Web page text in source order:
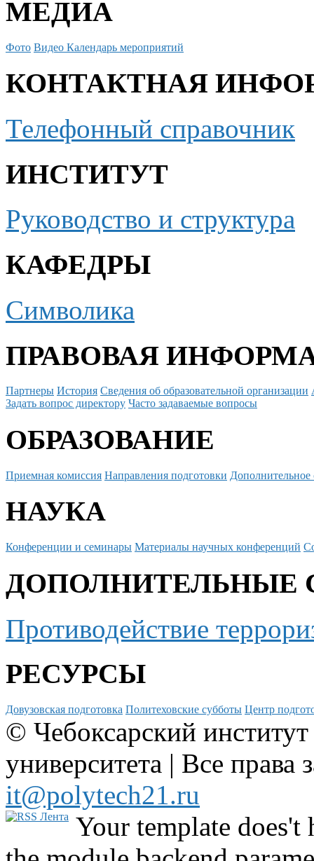
МЕДИА
Фото Видео Календарь мероприятий
КОНТАКТНАЯ
Телефонный справочник
ИНСТИТУТ
Руководство и структура
КАФЕДРЫ
Символика
ПРАВОВАЯ
Партнеры История Сведения об образовательной организации
Задать вопрос директору Часто задаваемые вопросы
ОБРАЗОВАНИЕ
Приемная комиссия Направления подготовки Дополнительное
НАУКА
Конференции и семинары Материалы научных конференций
ДОПОЛНИТЕЛЬНЫЕ
Противодействие
РЕСУРСЫ
Довузовская подготовка Политеховские субботы Центр
© Чебоксарский
университета | Все
it@polytech21.ru
Your template